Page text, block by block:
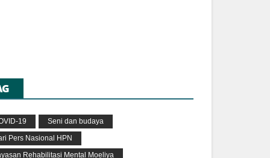
19
Seni dan budaya
Pers Nasional HPN
Rehabilitasi Mental Moeliya